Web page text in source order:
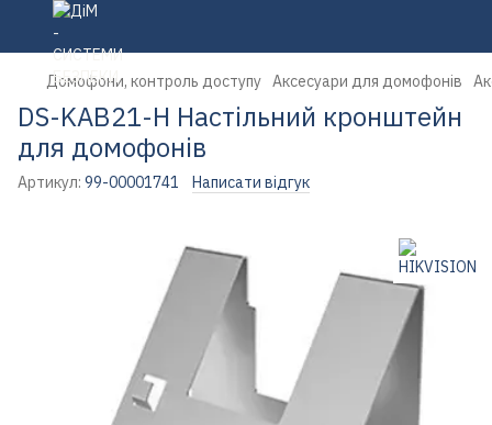
Домофони, контроль доступу Аксесуари для домофонів
DS-KAB21-H Настільний кронштейн
для домофонів
Артикул: 99-00001741 Написати відгук